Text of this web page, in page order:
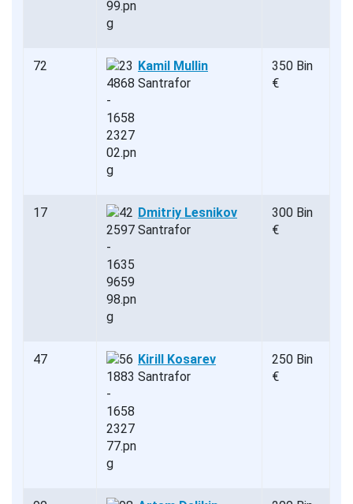
72
Kamil Mullin
Santrafor
350 Bin
€
17
Dmitriy Lesnikov
Santrafor
300 Bin
€
47
Kirill Kosarev
Santrafor
250 Bin
€